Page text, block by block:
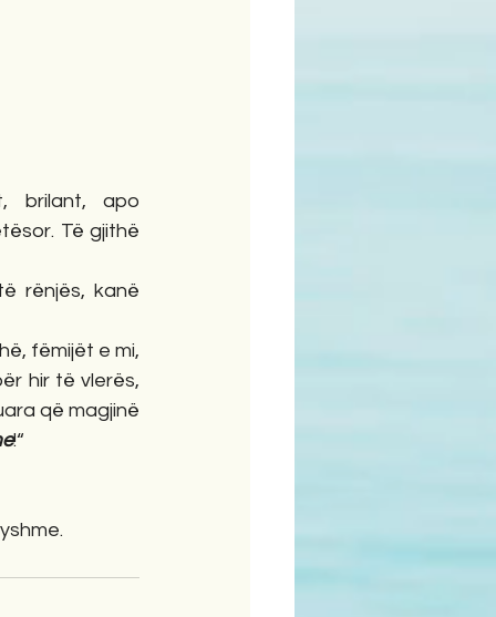
brilant, apo
Të gjithë
rënjës, kanë
fëmijët e mi,
hir të vlerës,
që magjinë
!“